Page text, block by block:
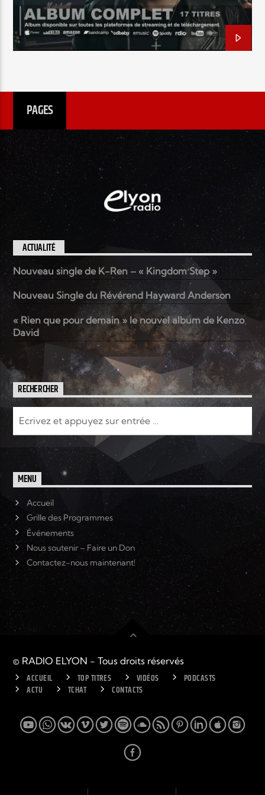
TITRE
ARTISTE
Radio Elyon
Elyon Rhema
Elyon Live
Elyon Kids
TANT QUE TU RESPIRES EN MOI
PAGES
ACTUALITÉ
Nouveau single de K-Ren – « Kingdom Step »
Nouveau Single du Révérend Hayward Anderson
« Rien que pour demain » le nouvel album de Kenzo
David
RECHERCHER
MENU
Accueil
Grille des Programmes
Événements
Nous soutenir – Faire un Don
Contactez-nous maintenant!
© RADIO ELYON - Tous droits réservés
ACCUEIL TOP TITRES VIDÉOS
PODCASTS
ACTU
TCHAT CONTACTS